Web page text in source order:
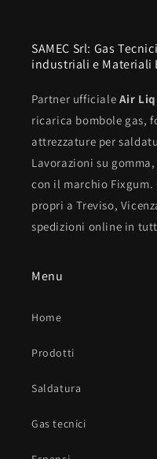
SAMEC Srl: Gas
industriali e Materiali
Partner ufficiale Air
ricarica bombole gas,
attrezzature per
Lavorazioni su
con il marchio Fixgum.
propri a Treviso,
spedizioni online in
Menu
Home
Prodotti
Saldatura
Gas tecnici